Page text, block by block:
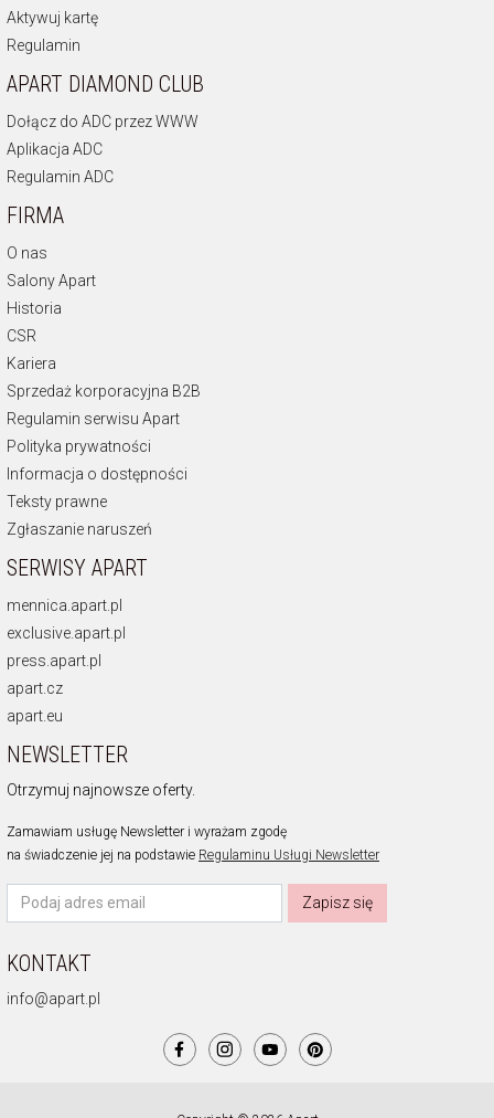
Aktywuj kartę
Regulamin
APART DIAMOND CLUB
Dołącz do ADC przez WWW
Aplikacja ADC
Regulamin ADC
FIRMA
O nas
Salony Apart
Historia
CSR
Kariera
Sprzedaż korporacyjna B2B
Regulamin serwisu Apart
Polityka prywatności
Informacja o dostępności
Teksty prawne
Zgłaszanie naruszeń
SERWISY APART
mennica.apart.pl
exclusive.apart.pl
press.apart.pl
apart.cz
apart.eu
NEWSLETTER
Otrzymuj najnowsze oferty.
Zamawiam usługę Newsletter i wyrażam zgodę
na świadczenie jej na podstawie Regulaminu Usługi Newsletter
Zapisz się
KONTAKT
info@apart.pl